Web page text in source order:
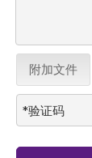
附加文件